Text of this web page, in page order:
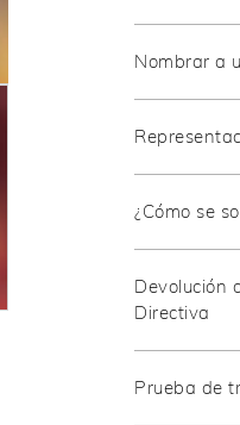
Nombrar a
¿Cómo se
Devolución
Directiva
Prueba de